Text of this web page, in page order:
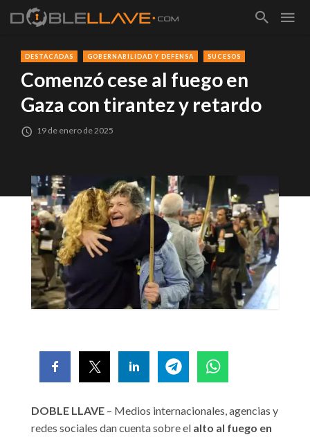
DESTACADAS GOBERNABILIDAD Y DEFENSA SUCESOS
Comenzó cese al fuego en
Gaza con tirantez y retardo
19 de enero de 2025
DOBLE LLAVE – Medios internacionales, agencias y
redes sociales dan cuenta sobre el alto al fuego en